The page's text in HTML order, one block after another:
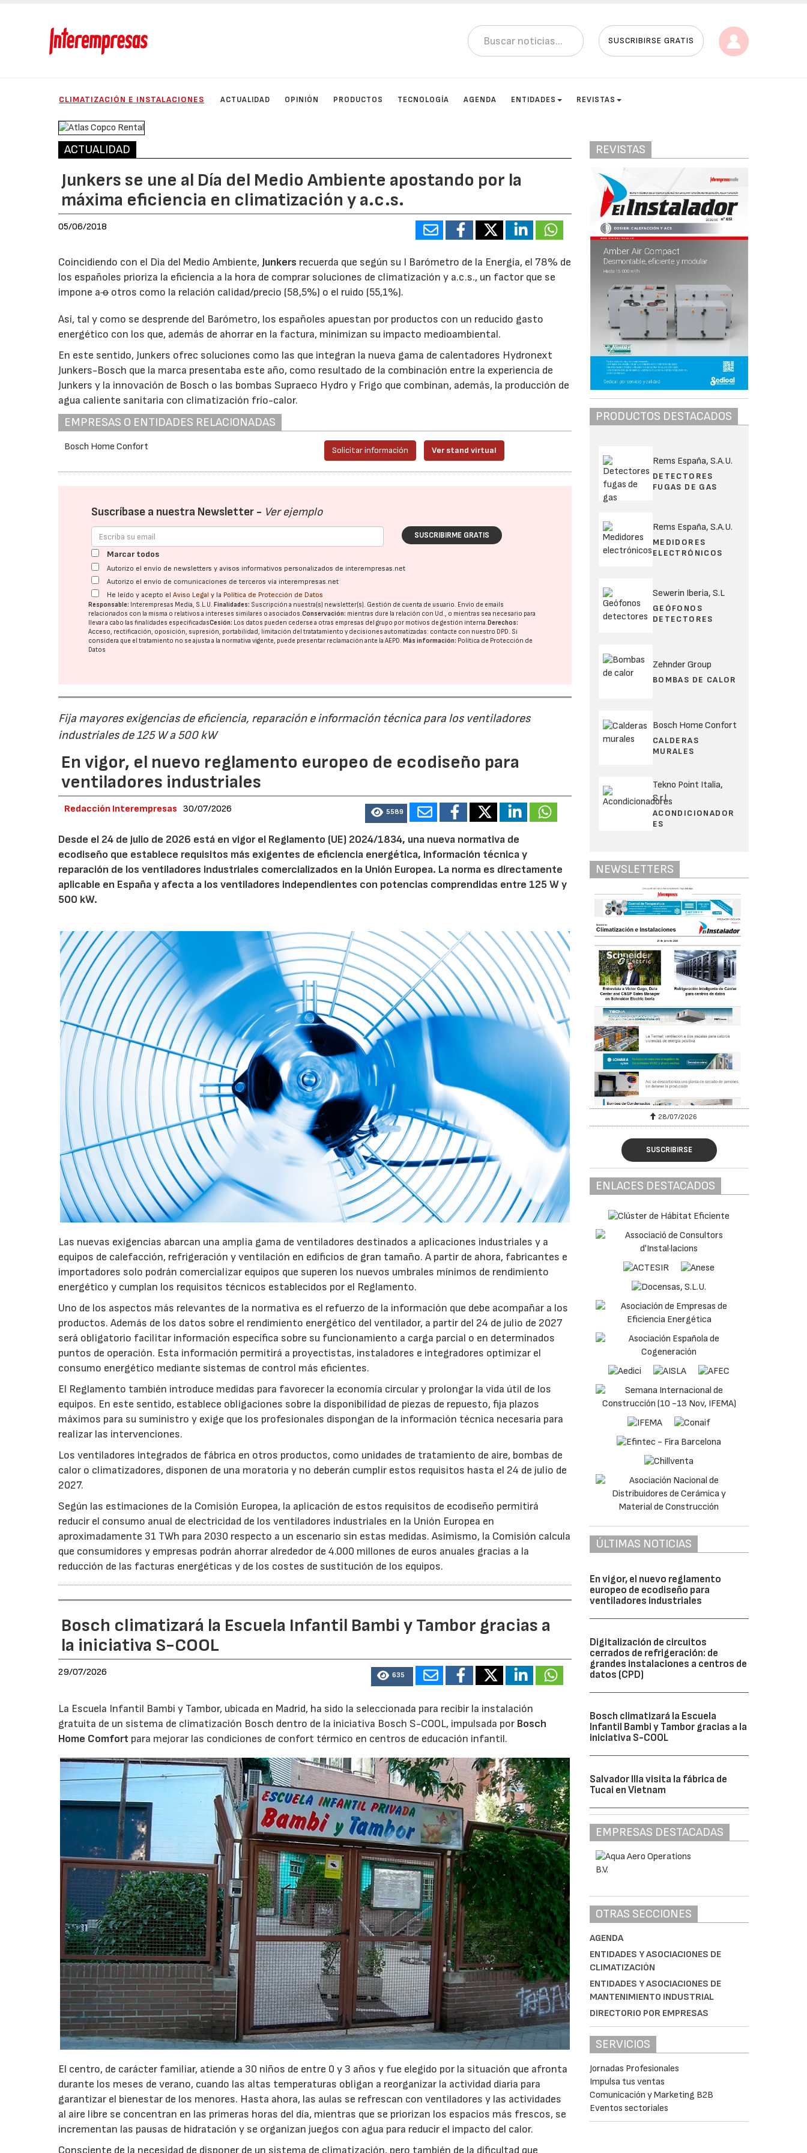
SUSCRIBIRSE GRATIS
CLIMATIZACIÓN E INSTALACIONES ACTUALIDAD OPINIÓN PRODUCTOS TECNOLOGÍA AGENDA ENTIDADES REVISTAS
ACTUALIDAD
Junkers se une al Día del Medio Ambiente apostando por la
máxima eficiencia en climatización y a.c.s.
05/06/2018
Coincidiendo con el Dia del Medio Ambiente, Junkers recuerda que según su I Barómetro de la Energía, el 78% de
los españoles prioriza la eficiencia a la hora de comprar soluciones de climatización y a.c.s., un factor que se
impone aootros como la relación calidad/precio (58,5%) o el ruido (55,1%).
Así, tal y como se desprende del Barómetro, los españoles apuestan por productos con un reducido gasto
energético con los que, además de ahorrar en la factura, minimizan su impacto medioambiental.
En este sentido, Junkers ofrec soluciones como las que integran la nueva gama de calentadores Hydronext
Junkers-Bosch que la marca presentaba este año, como resultado de la combinación entre la experiencia de
Junkers y la innovación de Bosch o las bombas Supraeco Hydro y Frigo que combinan, además, la producción de
agua caliente sanitaria con climatización frío-calor.
EMPRESAS O ENTIDADES RELACIONADAS
Bosch Home Confort Solicitar información Ver stand virtual
Suscríbase a nuestra Newsletter - Ver ejemplo
SUSCRIBIRME GRATIS
Marcar todos
Autorizo el envío de newsletters y avisos informativos personalizados de interempresas.net
Autorizo el envío de comunicaciones de terceros vía interempresas.net
He leído y acepto elAviso Legal y la Política de Protección de Datos
Responsable: Interempresas Media, S.L.U. Finalidades: Suscripción a nuestra(s) newsletter(s). Gestión de cuenta de usuario. Envío de emails
relacionados con la misma o relativos a intereses similares o asociados.Conservación: mientras dure la relación con Ud., o mientras sea necesario para
llevar a cabo las finalidades especificadasCesión: Los datos pueden cederse a otras empresas del grupo por motivos de gestión interna. Derechos:
Acceso, rectificación, oposición, supresión, portabilidad, limitación del tratatamiento y decisiones automatizadas: contacte con nuestro DPD. Si
considera que el tratamiento no se ajusta a la normativa vigente, puede presentar reclamación ante laAEPD. Más información: Política de Protección de
Datos
Fija mayores exigencias de eficiencia, reparación e información técnica para los ventiladores
industriales de 125 W a 500 kW
En vigor, el nuevo reglamento europeo de ecodiseño para
ventiladores industriales
Redacción Interempresas 30/07/2026 5589
Desde el 24 de julio de 2026 está en vigor el Reglamento (UE) 2024/1834, una nueva normativa de
ecodiseño que establece requisitos más exigentes de eficiencia energética, información técnica y
reparación de los ventiladores industriales comercializados en la Unión Europea. La norma es directamente
aplicable en España y afecta a los ventiladores independientes con potencias comprendidas entre 125 W y
500 kW.
Las nuevas exigencias abarcan una amplia gama de ventiladores destinados a aplicaciones industriales y a
equipos de calefacción, refrigeración y ventilación en edificios de gran tamaño. A partir de ahora, fabricantes e
importadores solo podrán comercializar equipos que superen los nuevos umbrales mínimos de rendimiento
energético y cumplan los requisitos técnicos establecidos por el Reglamento.
Uno de los aspectos más relevantes de la normativa es el refuerzo de la información que debe acompañar a los
productos. Además de los datos sobre el rendimiento energético del ventilador, a partir del 24 de julio de 2027
será obligatorio facilitar información específica sobre su funcionamiento a carga parcial o en determinados
puntos de operación. Esta información permitirá a proyectistas, instaladores e integradores optimizar el
consumo energético mediante sistemas de control más eficientes.
El Reglamento también introduce medidas para favorecer la economía circular y prolongar la vida útil de los
equipos. En este sentido, establece obligaciones sobre la disponibilidad de piezas de repuesto, fija plazos
máximos para su suministro y exige que los profesionales dispongan de la información técnica necesaria para
realizar las intervenciones.
Los ventiladores integrados de fábrica en otros productos, como unidades de tratamiento de aire, bombas de
calor o climatizadores, disponen de una moratoria y no deberán cumplir estos requisitos hasta el 24 de julio de
2027.
Según las estimaciones de la Comisión Europea, la aplicación de estos requisitos de ecodiseño permitirá
reducir el consumo anual de electricidad de los ventiladores industriales en la Unión Europea en
aproximadamente 31 TWh para 2030 respecto a un escenario sin estas medidas. Asimismo, la Comisión calcula
que consumidores y empresas podrán ahorrar alrededor de 4.000 millones de euros anuales gracias a la
reducción de las facturas energéticas y de los costes de sustitución de los equipos.
Bosch climatizará la Escuela Infantil Bambi y Tambor gracias a
la iniciativa S-COOL
29/07/2026 635
La Escuela Infantil Bambi y Tambor, ubicada en Madrid, ha sido la seleccionada para recibir la instalación
gratuita de un sistema de climatización Bosch dentro de la iniciativa Bosch S-COOL, impulsada por Bosch
Home Comfort para mejorar las condiciones de confort térmico en centros de educación infantil.
El centro, de carácter familiar, atiende a 30 niños de entre 0 y 3 años y fue elegido por la situación que afronta
durante los meses de verano, cuando las altas temperaturas obligan a reorganizar la actividad diaria para
garantizar el bienestar de los menores. Hasta ahora, las aulas se refrescan con ventiladores y las actividades
al aire libre se concentran en las primeras horas del día, mientras que se priorizan los espacios más frescos, se
incrementan las pausas de hidratación y se organizan juegos con agua para reducir el impacto del calor.
Consciente de la necesidad de disponer de un sistema de climatización, pero también de la dificultad que
REVISTAS
PRODUCTOS DESTACADOS
Rems España, S.A.U.
DETECTORES
FUGAS DE GAS
Rems España, S.A.U.
MEDIDORES
ELECTRÓNICOS
Sewerin Iberia, S.L
GEÓFONOS
DETECTORES
Zehnder Group
BOMBAS DE CALOR
Bosch Home Confort
CALDERAS
MURALES
Tekno Point Italia,
S.r.l.
ACONDICIONADOR
ES
NEWSLETTERS
28/07/2026 30/07/2026 28/07/2026
SUSCRIBIRSE
ENLACES DESTACADOS
ÚLTIMAS NOTICIAS
En vigor, el nuevo reglamento
europeo de ecodiseño para
ventiladores industriales
Digitalización de circuitos
cerrados de refrigeración: de
grandes instalaciones a centros de
datos (CPD)
Bosch climatizará la Escuela
Infantil Bambi y Tambor gracias a la
iniciativa S-COOL
Salvador Illa visita la fábrica de
Tucai en Vietnam
EMPRESAS DESTACADAS
OTRAS SECCIONES
AGENDA
ENTIDADES Y ASOCIACIONES DE
CLIMATIZACIÓN
ENTIDADES Y ASOCIACIONES DE
MANTENIMIENTO INDUSTRIAL
DIRECTORIO POR EMPRESAS
SERVICIOS
Jornadas Profesionales
Impulsa tus ventas
Comunicación y Marketing B2B
Eventos sectoriales